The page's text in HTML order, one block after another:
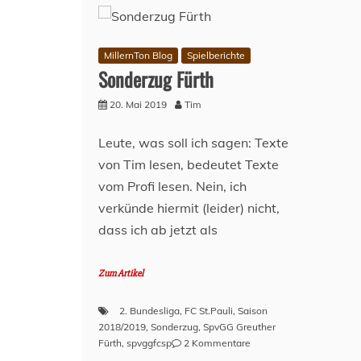
MillernTon Blog Spielberichte
Sonderzug Fürth
20. Mai 2019 Tim
Leute, was soll ich sagen: Texte
von Tim lesen, bedeutet Texte
vom Profi lesen. Nein, ich
verkünde hiermit (leider) nicht,
dass ich ab jetzt als
Zum Artikel
2. Bundesliga, FC St.Pauli, Saison
2018/2019, Sonderzug, SpvGG Greuther
Fürth, spvggfcsp 2 Kommentare